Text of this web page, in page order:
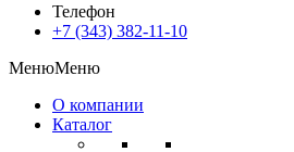
Телефон
+7 (343) 382-11-10
МенюМеню
О компании
Каталог